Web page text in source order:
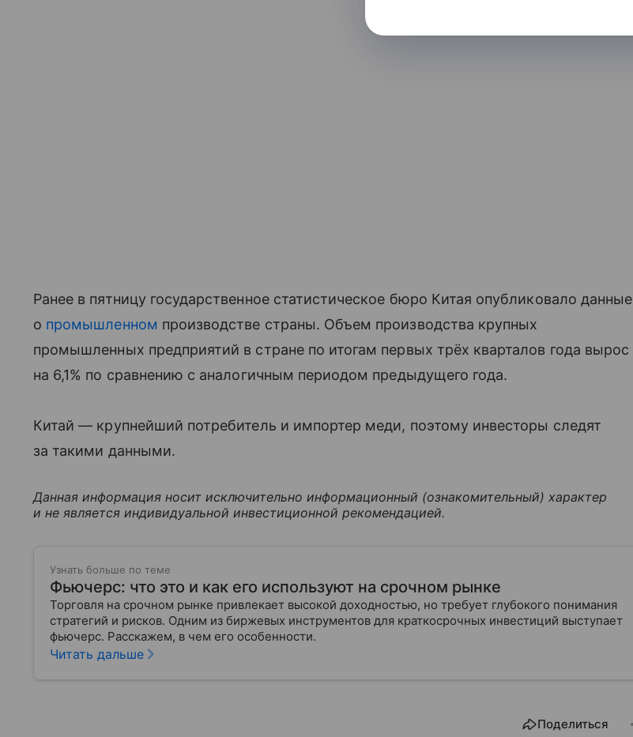
Ранее в пятницу государственное статистическое бюро Китая опубликовало данные
о промышленном производстве страны. Объем производства крупных
промышленных предприятий в стране по итогам первых трёх кварталов года вырос
на 6,1% по сравнению с аналогичным периодом предыдущего года.
Китай — крупнейший потребитель и импортер меди, поэтому инвесторы следят
за такими данными.
Данная информация носит исключительно информационный (ознакомительный) характер
и не является индивидуальной инвестиционной рекомендацией.
Узнать больше по теме
Фьючерс: что это и как его используют на срочном рынке
Торговля на срочном рынке привлекает высокой доходностью, но требует глубокого понимания
стратегий и рисков. Одним из биржевых инструментов для краткосрочных инвестиций выступает
фьючерс. Расскажем, в чем его особенности.
Читать дальше
Поделиться